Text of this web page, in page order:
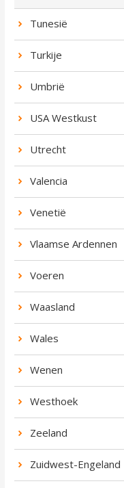
Tunesië
Turkije
Umbrië
USA Westkust
Utrecht
Valencia
Venetië
Vlaamse Ardennen
Voeren
Waasland
Wales
Wenen
Westhoek
Zeeland
Zuidwest-Engeland